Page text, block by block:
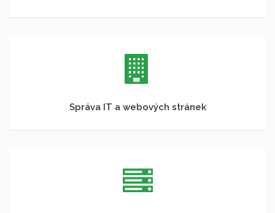
Správa IT a webových stránek